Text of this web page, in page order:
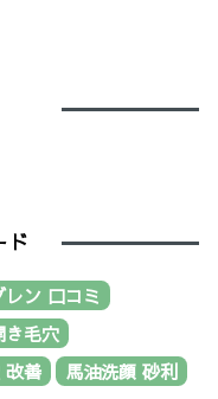
ド
レン 口コミ
き毛穴
改善
馬油洗顔 砂利